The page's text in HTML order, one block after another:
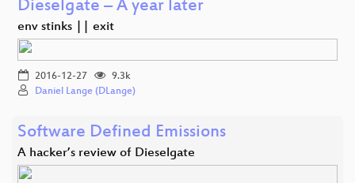
Dieselgate – A year later
env stinks || exit
2016-12-27
9.3k
Daniel Lange (DLange)
Software Defined Emissions
A hacker’s review of Dieselgate